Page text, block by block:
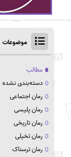
موضوعات
مطالب
دسته‌بندی نشده
رمان اجتماعی
رمان پلیسی
رمان تاریخی
رمان تخیلی
رمان ترسناک